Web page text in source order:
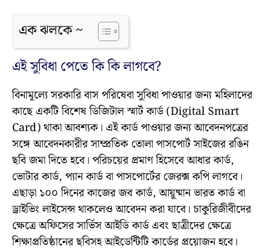
এক ঝলকে ~
এই সুবিধা পেতে কি কি লাগবে?
বিনামূল্যে সরকারি বাস পরিষেবা সুবিধা পাওয়ার জন্য মহিলাদের
কাছে একটি বিশেষ ডিজিটাল স্মার্ট কার্ড (Digital Smart
Card) থাকা আবশ্যক। এই কার্ড পাওয়ার জন্য আবেদনপত্রের
সঙ্গে আবেদনকারীর সাম্প্রতিক তোলা পাসপোর্ট সাইজের রঙিন
ছবি জমা দিতে হবে। পরিচয়ের প্রমাণ হিসেবে আধার কার্ড,
ভোটার কার্ড, প্যান কার্ড বা পাসপোর্টের জেরক্স কপি লাগবে।
এছাড়া ১০০ দিনের কাজের জব কার্ড, আয়ুষ্মান ভারত কার্ড বা
ড্রাইভিং লাইসেন্স থাকলেও আবেদন করা যাবে। চাকুরিজীবীদের
ক্ষেত্রে অফিসের সার্ভিস আইডি কার্ড এবং ছাত্রীদের ক্ষেত্রে
শিক্ষাপ্রতিষ্ঠানের ছবিসহ আইডেন্টিটি কার্ডের প্রয়োজন হবে।